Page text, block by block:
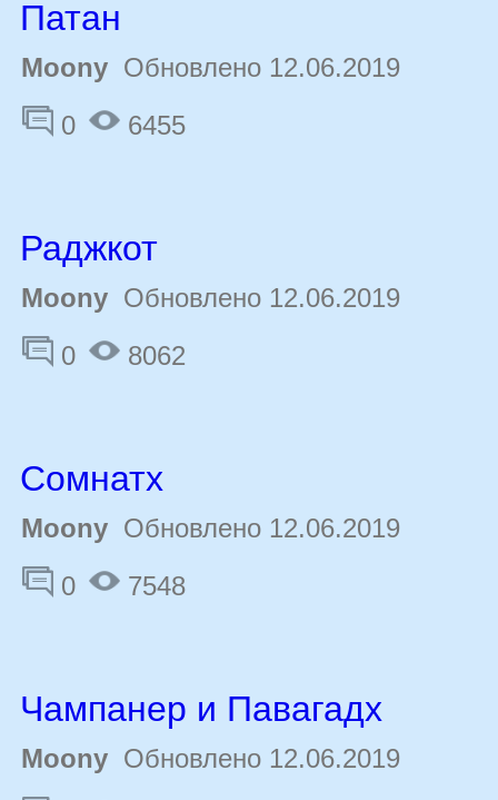
Патан
Moony Обновлено 12.06.2019
0
6455
Раджкот
Moony Обновлено 12.06.2019
0
8062
Сомнатх
Moony Обновлено 12.06.2019
0
7548
Чампанер и Павагадх
Moony Обновлено 12.06.2019